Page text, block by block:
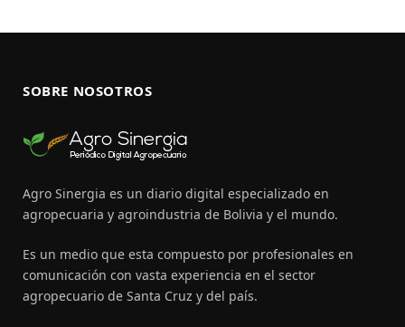
SOBRE NOSOTROS
Agro Sinergia es un diario digital especializado en
agropecuaria y agroindustria de Bolivia y el mundo.
Es un medio que esta compuesto por profesionales en
comunicación con vasta experiencia en el sector
agropecuario de Santa Cruz y del país.